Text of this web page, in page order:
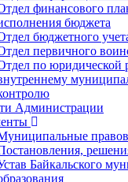
финансового
бюджета
бюджетного
первичного
по юридической
Администрации
Байкальского